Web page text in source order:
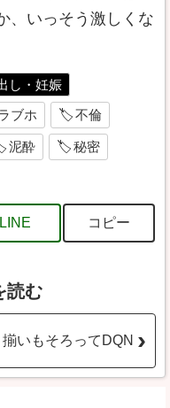
、いっそう激しくな
し・妊娠
ブホ 不倫
泥酔 秘密
LINE コピー
読む
揃いもそろってDQN